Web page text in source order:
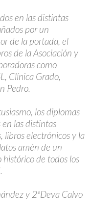
en las distintas
por un
de la portada, el
de la Asociación y
como
Clínica Grado,
Pedro.
los diplomas
las distintas
libros electrónicos y la
amén de un
de todos los
y 2ªDeva Calvo